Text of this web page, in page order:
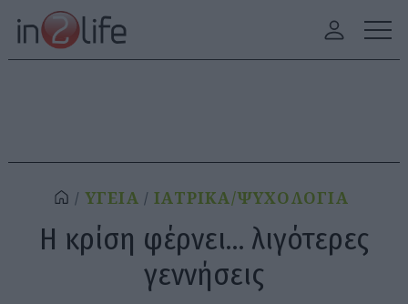
ΥΓΕΙΑ ΙΑΤΡΙΚΑ/ΨΥΧΟΛΟΓΙΑ
Η κρίση φέρνει… λιγότερες
γεννήσεις